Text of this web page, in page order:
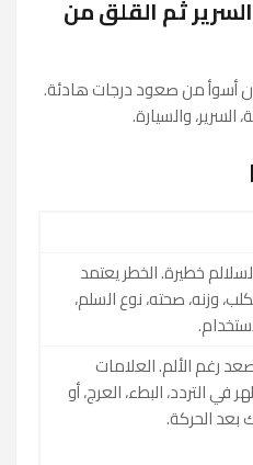
ثم القلق من
أسوأ من صعود درجات هادئة.
السرير، والسيارة.
خطيرة. الخطر يعتمد
وزنه، صحته، نوع السلم،
رغم الألم. العلامات
في التردد، البطء، العرج، أو
بعد الحركة.